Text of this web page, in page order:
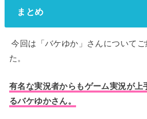
まとめ
今回は「バケゆか」さんについて
た。
有名な実況者からもゲーム実況が上
るバケゆかさん。